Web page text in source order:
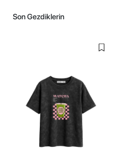
Son Gezdiklerin